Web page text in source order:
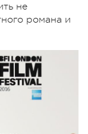
не
романа и